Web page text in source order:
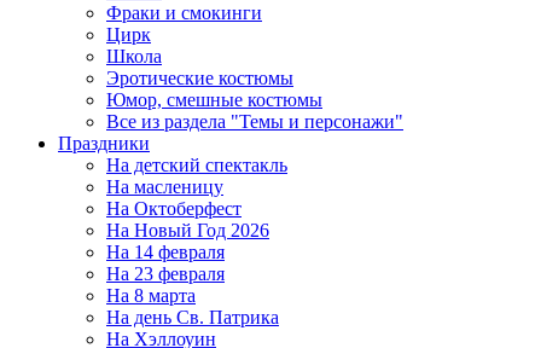
Фраки и смокинги
Цирк
Школа
Эротические костюмы
Юмор, смешные костюмы
Все из раздела "Темы и персонажи"
Праздники
На детский спектакль
На масленицу
На Октоберфест
На Новый Год 2026
На 14 февраля
На 23 февраля
На 8 марта
На день Св. Патрика
На Хэллоуин